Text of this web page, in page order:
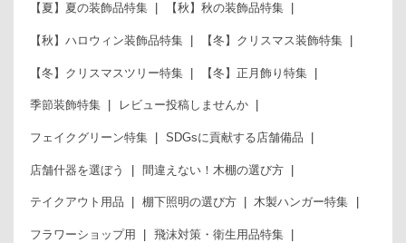
【夏】夏の装飾品特集 【秋】秋の装飾品特集
【秋】ハロウィン装飾品特集 【冬】クリスマス装飾特集
【冬】クリスマスツリー特集 【冬】正月飾り特集
季節装飾特集 レビュー投稿しませんか
フェイクグリーン特集 SDGsに貢献する店舗備品
店舗什器を選ぼう 間違えない！木棚の選び方
テイクアウト用品 棚下照明の選び方 木製ハンガー特集
フラワーショップ用 飛沫対策・衛生用品特集